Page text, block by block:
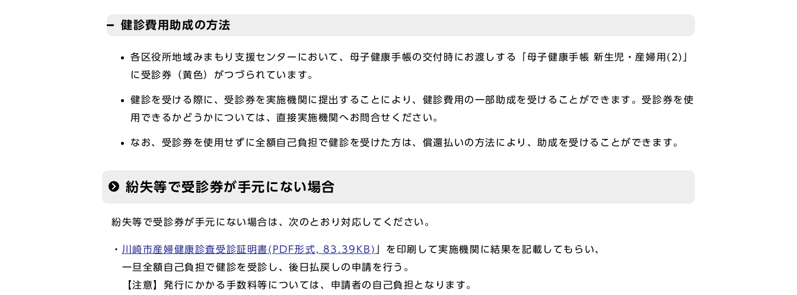
健診費用助成の方法
各区役所地域みまもり支援センターにおいて、母子健康手帳の交付時にお渡しする「母子健康手帳 新生児・産婦用(2)」
に受診券（黄色）がつづられています。
健診を受ける際に、受診券を実施機関に提出することにより、健診費用の一部助成を受けることができます。受診券を使
用できるかどうかについては、直接実施機関へお問合せください。
なお、受診券を使用せずに全額自己負担で健診を受けた方は、償還払いの方法により、助成を受けることができます。
紛失等で受診券が手元にない場合
紛失等で受診券が手元にない場合は、次のとおり対応してください。
・ 川崎市産婦健康診査受診証明書(PDF形式, 83.39KB)
」を印刷して実施機関に結果を記載してもらい、
一旦全額自己負担で健診を受診し、後日払戻しの申請を行う。
【注意】発行にかかる手数料等については、申請者の自己負担となります。